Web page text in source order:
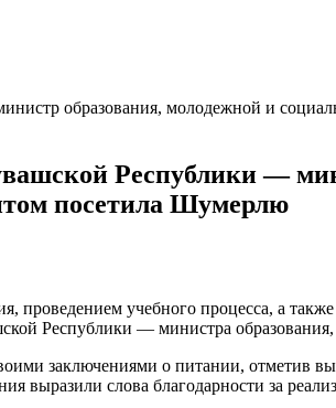
образования, молодежной и
Республики —
посетила Шумерлю
учебного процесса, а
Республики — министра
заключениями о питании, отметив
выразили слова благодарности за